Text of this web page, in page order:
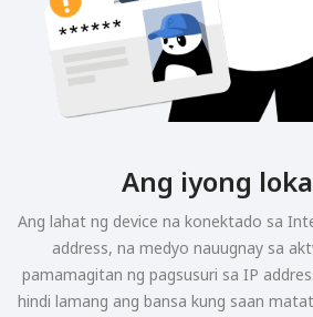
Ang iyong
Ang lahat ng device na konektado sa
address, na medyo nauugnay sa
pamamagitan ng pagsusuri sa IP
hindi lamang ang bansa kung saan